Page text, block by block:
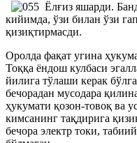
Ёлғиз яшарди.
кийимда, ўзи билан ўзи
қизиқтирмасди.
Оролда фақат угина
Тоққа ёндош кулбаси
йилига тўлаши керак
бечорадан мусодара
ҳукумати қозон-товоқ ва
кимсанинг тақдирига
бечора электр токи,